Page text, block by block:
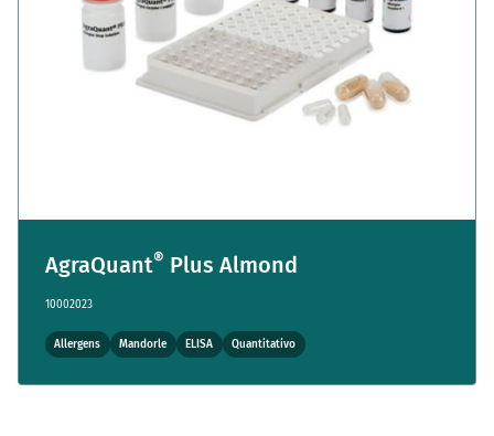
AgraQuant® Plus Almond
10002023
Allergens Mandorle ELISA Quantitativo